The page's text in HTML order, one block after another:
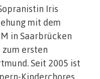
Iris
mit dem
in Saarbrücken
ersten
Seit 2005 ist
Kinderchores